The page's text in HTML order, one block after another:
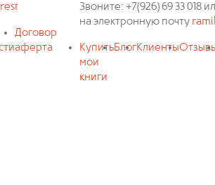
Договор
аферта
Звоните: +7(926) 69 33 018
на электронную почту
Купить
мои
книги
БлогКлиенты